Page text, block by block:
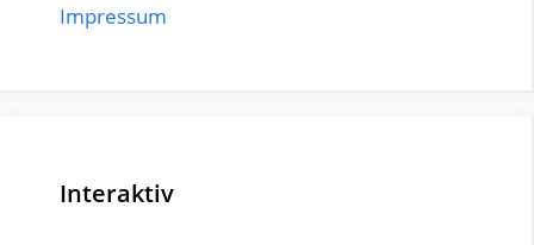
Impressum
Interaktiv